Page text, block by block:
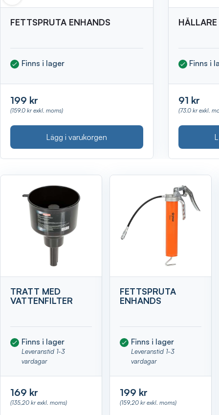
FETTSPRUTA ENHANDS
Finns i lager
199 kr
(159.0 kr exkl. moms)
Lägg i varukorgen
Finns i
91 kr
(73.0 kr exkl.
Visa
TRATT MED
VATTENFILTER
Finns i lager
Leveranstid 1-3
vardagar
169 kr
(135,20 kr exkl. moms)
FETTSPRUTA
ENHANDS
Finns i lager
Leveranstid 1-3
vardagar
199 kr
(159,20 kr exkl. moms)